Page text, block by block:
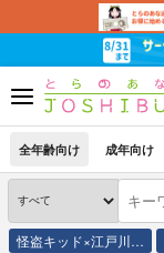
全年齢向け 成年向け
怪盗キッド×江戸川…